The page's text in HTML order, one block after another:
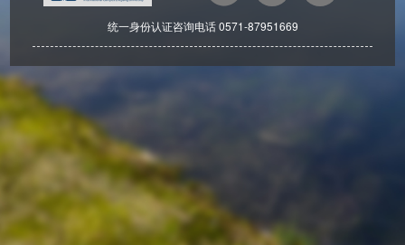
统一身份认证咨询电话 0571-87951669